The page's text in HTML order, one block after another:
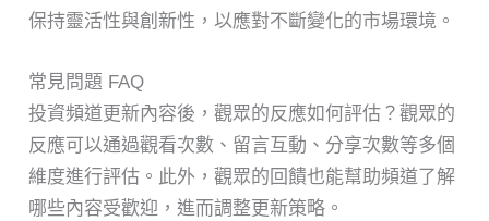
保持靈活性與創新性，以應對不斷變化的市場環境。
常見問題 FAQ
投資頻道更新內容後，觀眾的反應如何評估？觀眾的
反應可以通過觀看次數、留言互動、分享次數等多個
維度進行評估。此外，觀眾的回饋也能幫助頻道了解
哪些內容受歡迎，進而調整更新策略。